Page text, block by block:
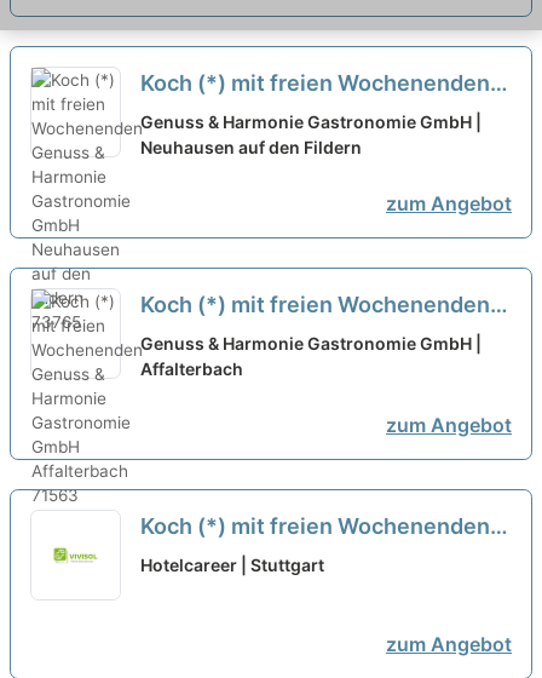
Koch (*) mit freien Wochenenden
neu
Genuss & Harmonie Gastronomie GmbH |
Neuhausen auf den Fildern
zum Angebot
Koch (*) mit freien Wochenenden
neu
Genuss & Harmonie Gastronomie GmbH |
Affalterbach
zum Angebot
Koch (*) mit freien Wochenenden
in Stuttgart bei Genuss & Harmonie
Hotelcareer | Stuttgart
zum Angebot